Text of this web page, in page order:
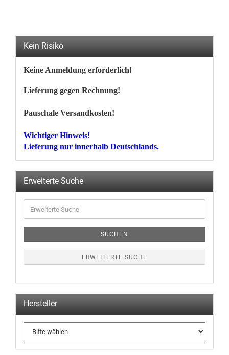
Kein Risiko
Keine Anmeldung erforderlich!
Lieferung gegen Rechnung!
Pauschale Versandkosten!
Wichtiger Hinweis!
Lieferung nur innerhalb Deutschlands.
Erweiterte Suche
Suche
SUCHEN
ERWEITERTE SUCHE
Hersteller